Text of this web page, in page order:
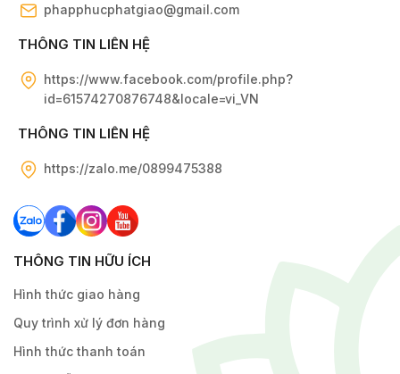
phapphucphatgiao@gmail.com
THÔNG TIN LIÊN HỆ
https://www.facebook.com/profile.php?
id=61574270876748&locale=vi_VN
THÔNG TIN LIÊN HỆ
https://zalo.me/0899475388
THÔNG TIN HỮU ÍCH
Hình thức giao hàng
Quy trình xử lý đơn hàng
Hình thức thanh toán